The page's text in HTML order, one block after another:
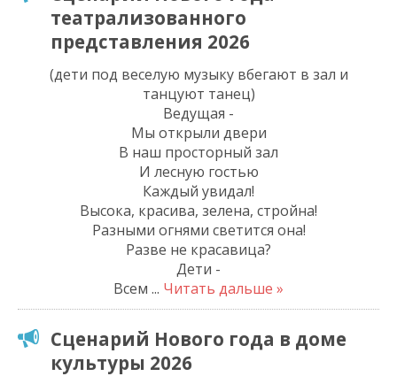
театрализованного
представления 2026
(дети под веселую музыку вбегают в зал и
танцуют танец)
Ведущая -
Мы открыли двери
В наш просторный зал
И лесную гостью
Каждый увидал!
Высока, красива, зелена, стройна!
Разными огнями светится она!
Разве не красавица?
Дети -
Всем ... Читать дальше »
Сценарий Нового года в доме
культуры 2026